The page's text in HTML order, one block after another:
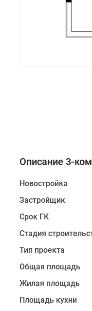
Описание 3-
Новостройка
Застройщик
Срок ГК
Стадия
Тип проекта
Общая площадь
Жилая площадь
Площадь кухни